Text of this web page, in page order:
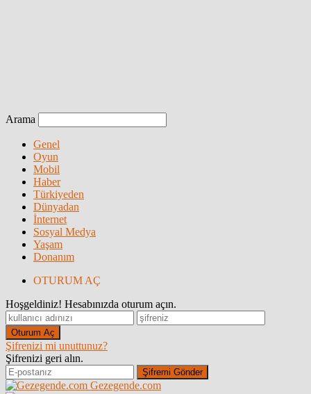
Arama
Genel
Oyun
Mobil
Haber
Türkiyeden
Dünyadan
İnternet
Sosyal Medya
Yaşam
Donanım
OTURUM AÇ
Hoşgeldiniz! Hesabınızda oturum açın.
Şifrenizi mi unuttunuz?
Şifrenizi geri alın.
Gezegende.com